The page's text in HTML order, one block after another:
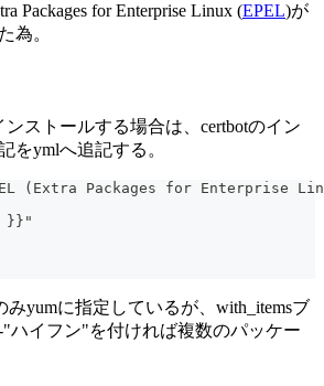
Packages for Enterprise Linux (EPEL)が
為。
ンストールする場合は、certbotのイン
をymlへ追記する。
(Extra Packages for Enterprise
}}"
みyumに指定しているが、with_itemsブ
ハイフン"を付ければ複数のパッケー